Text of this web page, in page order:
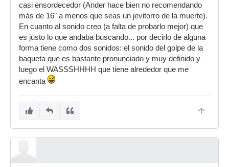
casi ensordecedor (Ander hace bien no recomendando
más de 16" a menos que seas un jevitorro de la muerte).
En cuanto al sonido creo (a falta de probarlo mejor) que
es justo lo que andaba buscando... por decirlo de alguna
forma tiene como dos sonidos: el sonido del golpe de la
baqueta que es bastante pronunciado y muy definido y
luego el WASSSHHHH que tiene alrededor que me
encanta